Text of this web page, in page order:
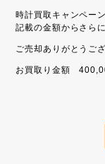
時計買取キャンペー
記載の金額からさら
ご売却ありがとうご
お買取り金額